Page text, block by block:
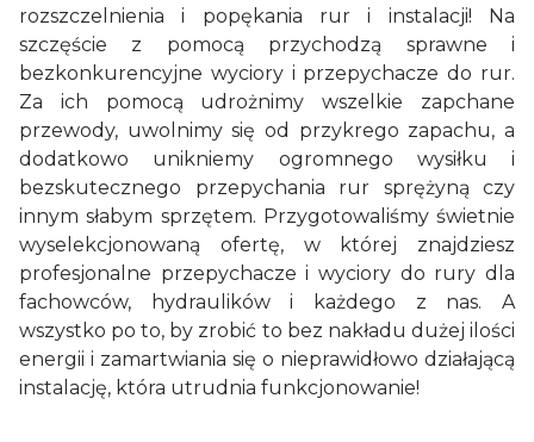
rozszczelnienia i popękania rur i instalacji! Na
szczęście z pomocą przychodzą sprawne i
bezkonkurencyjne wyciory i przepychacze do rur.
Za ich pomocą udrożnimy wszelkie zapchane
przewody, uwolnimy się od przykrego zapachu, a
dodatkowo unikniemy ogromnego wysiłku i
bezskutecznego przepychania rur sprężyną czy
innym słabym sprzętem. Przygotowaliśmy świetnie
wyselekcjonowaną ofertę, w której znajdziesz
profesjonalne przepychacze i wyciory do rury dla
fachowców, hydraulików i każdego z nas. A
wszystko po to, by zrobić to bez nakładu dużej ilości
energii i zamartwiania się o nieprawidłowo działającą
instalację, która utrudnia funkcjonowanie!